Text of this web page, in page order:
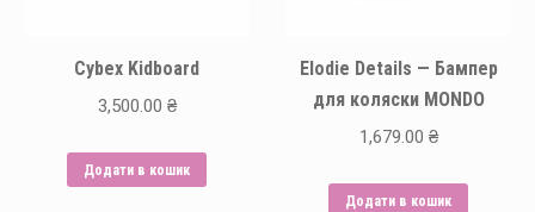
Cybex Kidboard
3,500.00 ₴
Додати в кошик
Elodie Details — Бампер
для коляски MONDO
1,679.00 ₴
Додати в кошик